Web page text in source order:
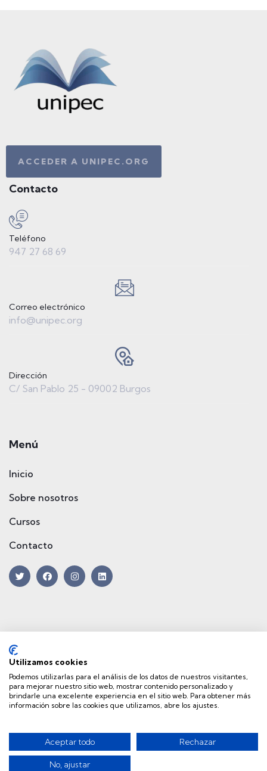
ACCEDER A UNIPEC.ORG
Contacto
Teléfono
947 27 68 69
Correo electrónico
info@unipec.org
Dirección
C/ San Pablo 25 - 09002 Burgos
Menú
Inicio
Sobre nosotros
Cursos
Contacto
Financiado por la Unión Europea – NextGenerationEU
© Copyright 2023 – Diseñado por Teseo
Política de Privacidad
Utilizamos cookies
Podemos utilizarlas para el análisis de los datos de nuestros visitantes,
para mejorar nuestro sitio web, mostrar contenido personalizado y
brindarle una excelente experiencia en el sitio web. Para obtener más
información sobre las cookies que utilizamos, abre los ajustes.
Aceptar todo Rechazar
No, ajustar